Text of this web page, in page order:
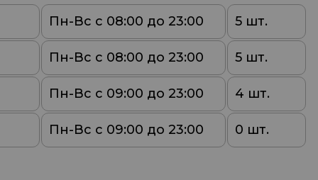
Пн-Вс с 08:00 до 23:00 5 шт.
Пн-Вс с 08:00 до 23:00 5 шт.
Пн-Вс с 09:00 до 23:00 4 шт.
Пн-Вс с 09:00 до 23:00 0 шт.